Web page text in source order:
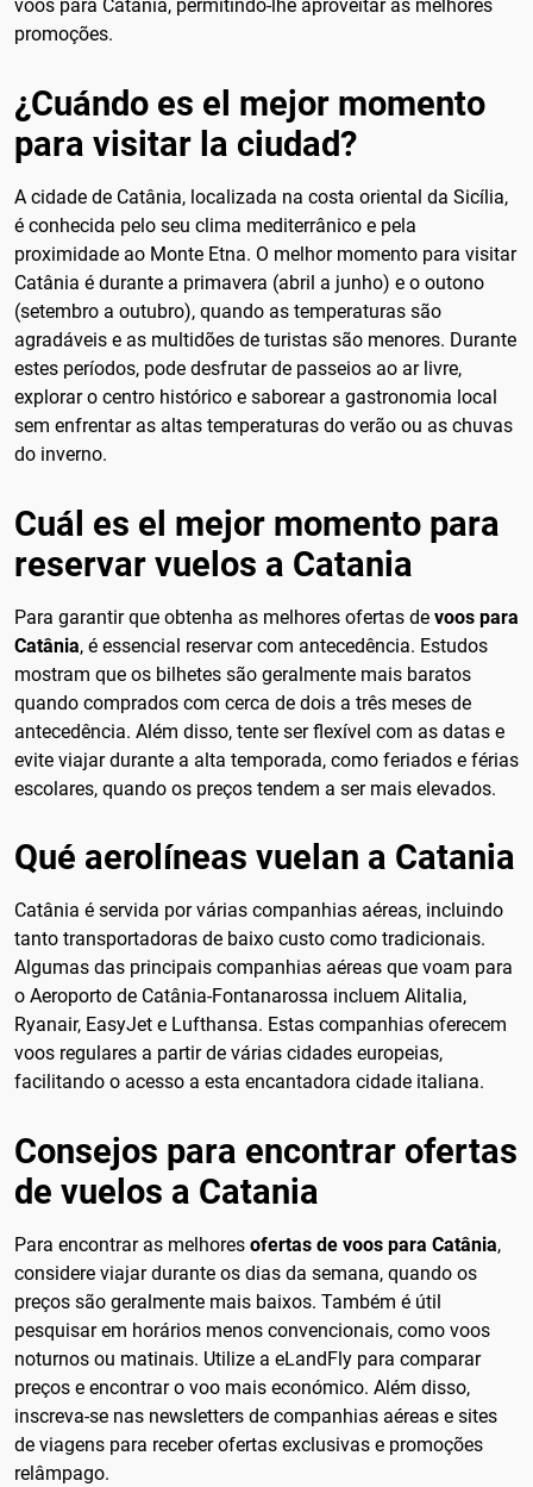
voos para Catânia, permitindo-lhe aproveitar as melhores
promoções.
¿Cuándo es el mejor momento
para visitar la ciudad?
A cidade de Catânia, localizada na costa oriental da Sicília,
é conhecida pelo seu clima mediterrânico e pela
proximidade ao Monte Etna. O melhor momento para visitar
Catânia é durante a primavera (abril a junho) e o outono
(setembro a outubro), quando as temperaturas são
agradáveis e as multidões de turistas são menores. Durante
estes períodos, pode desfrutar de passeios ao ar livre,
explorar o centro histórico e saborear a gastronomia local
sem enfrentar as altas temperaturas do verão ou as chuvas
do inverno.
Cuál es el mejor momento para
reservar vuelos a Catania
Para garantir que obtenha as melhores ofertas de voos para
Catânia, é essencial reservar com antecedência. Estudos
mostram que os bilhetes são geralmente mais baratos
quando comprados com cerca de dois a três meses de
antecedência. Além disso, tente ser flexível com as datas e
evite viajar durante a alta temporada, como feriados e férias
escolares, quando os preços tendem a ser mais elevados.
Qué aerolíneas vuelan a Catania
Catânia é servida por várias companhias aéreas, incluindo
tanto transportadoras de baixo custo como tradicionais.
Algumas das principais companhias aéreas que voam para
o Aeroporto de Catânia-Fontanarossa incluem Alitalia,
Ryanair, EasyJet e Lufthansa. Estas companhias oferecem
voos regulares a partir de várias cidades europeias,
facilitando o acesso a esta encantadora cidade italiana.
Consejos para encontrar ofertas
de vuelos a Catania
Para encontrar as melhores ofertas de voos para Catânia,
considere viajar durante os dias da semana, quando os
preços são geralmente mais baixos. Também é útil
pesquisar em horários menos convencionais, como voos
noturnos ou matinais. Utilize a eLandFly para comparar
preços e encontrar o voo mais económico. Além disso,
inscreva-se nas newsletters de companhias aéreas e sites
de viagens para receber ofertas exclusivas e promoções
relâmpago.